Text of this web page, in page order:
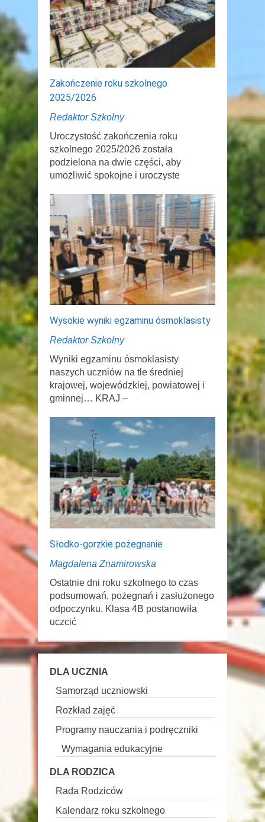
Zakończenie roku szkolnego
2025/2026
Redaktor Szkolny
Uroczystość zakończenia roku
szkolnego 2025/2026 została
podzielona na dwie części, aby
umożliwić spokojne i uroczyste
Wysokie wyniki egzaminu ósmoklasisty
Redaktor Szkolny
Wyniki egzaminu ósmoklasisty
naszych uczniów na tle średniej
krajowej, wojewódzkiej, powiatowej i
gminnej… KRAJ –
Słodko-gorzkie pożegnanie
Magdalena Znamirowska
Ostatnie dni roku szkolnego to czas
podsumowań, pożegnań i zasłużonego
odpoczynku. Klasa 4B postanowiła
uczcić
DLA UCZNIA
Samorząd uczniowski
Rozkład zajęć
Programy nauczania i podręczniki
Wymagania edukacyjne
DLA RODZICA
Rada Rodziców
Kalendarz roku szkolnego